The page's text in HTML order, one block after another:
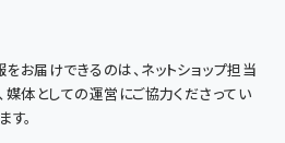
お届けできるのは、ネットショップ担当
体としての運営にご協力くださってい
。